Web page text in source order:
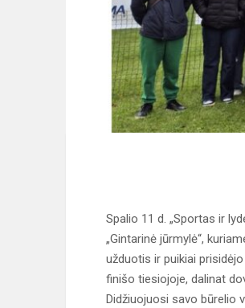
Spalio 11 d. „Sportas ir
„Gintarinė jūrmylė“,
užduotis ir puikiai
finišo tiesiojoje, dalinat
Didžiuojuosi savo būrelio